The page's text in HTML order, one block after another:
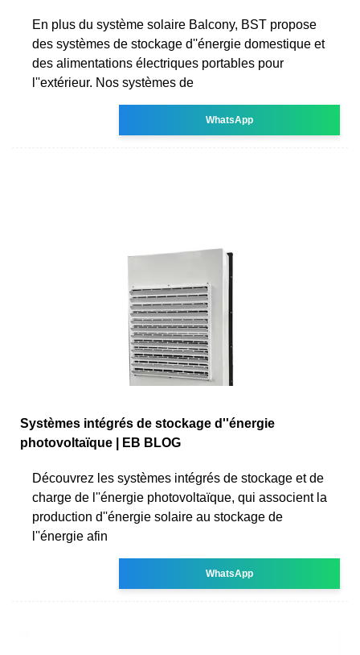
En plus du système solaire Balcony, BST propose
des systèmes de stockage d''énergie domestique et
des alimentations électriques portables pour
l''extérieur. Nos systèmes de
WhatsApp
Systèmes intégrés de stockage d''énergie
photovoltaïque | EB BLOG
Découvrez les systèmes intégrés de stockage et de
charge de l''énergie photovoltaïque, qui associent la
production d''énergie solaire au stockage de
l''énergie afin
WhatsApp